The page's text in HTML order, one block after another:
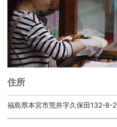
住所
福島県本宮市荒井字久保田132-8-2